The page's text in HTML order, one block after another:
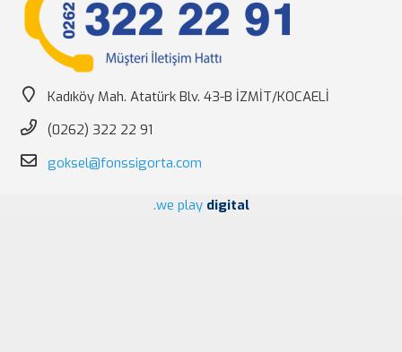
Kadıköy Mah. Atatürk Blv. 43-B İZMİT/KOCAELİ
(0262) 322 22 91
goksel@fonssigorta.com
.we play digital